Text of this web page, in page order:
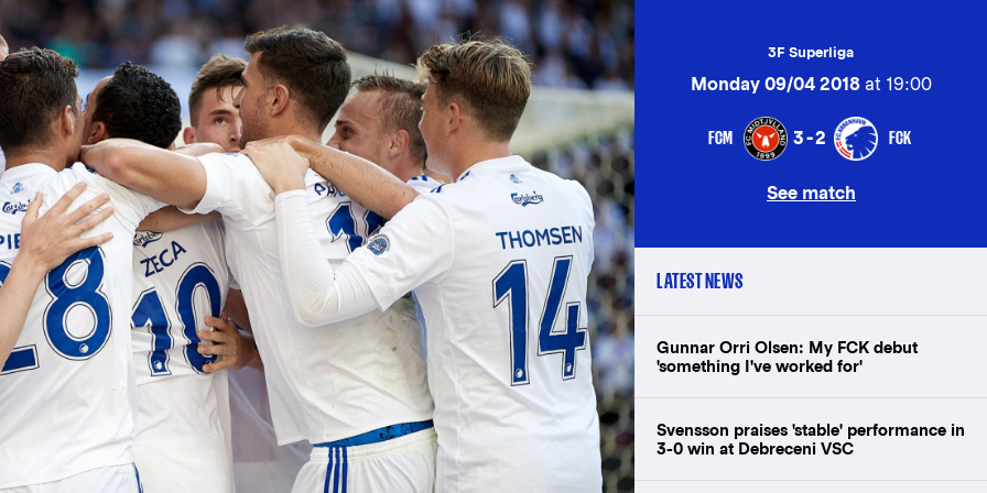
3F Superliga
Monday 09/04 2018at 19:00
FCM 3-2 FCK
See match
LATEST NEWS
Gunnar Orri Olsen: My FCK debut
'something I've worked for'
Svensson praises 'stable' performance in
3-0 win at Debreceni VSC